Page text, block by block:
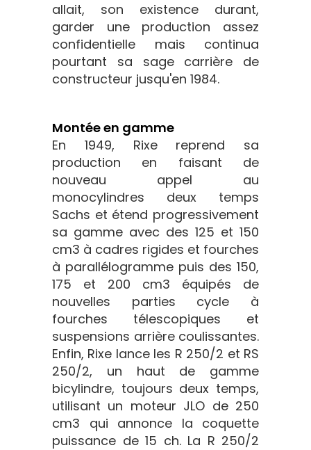
allait, son existence durant,
garder une production assez
confidentielle mais continua
pourtant sa sage carrière de
constructeur jusqu'en 1984.
Montée en gamme
En 1949, Rixe reprend sa
production en faisant de
nouveau appel au
monocylindres deux temps
Sachs et étend progressivement
sa gamme avec des 125 et 150
cm3 à cadres rigides et fourches
à parallélogramme puis des 150,
175 et 200 cm3 équipés de
nouvelles parties cycle à
fourches télescopiques et
suspensions arrière coulissantes.
Enfin, Rixe lance les R 250/2 et RS
250/2, un haut de gamme
bicylindre, toujours deux temps,
utilisant un moteur JLO de 250
cm3 qui annonce la coquette
puissance de 15 ch. La R 250/2